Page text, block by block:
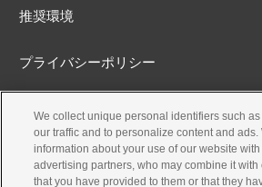
推奨環境
プライバシーポリシー
Cookieポリシー
アクセシビリティ方針
We collect unique personal identifiers such
our traffic and to personalize content and ads.
information about your use of our website
advertising partners, who may combine it with
that you have provided to them or that they